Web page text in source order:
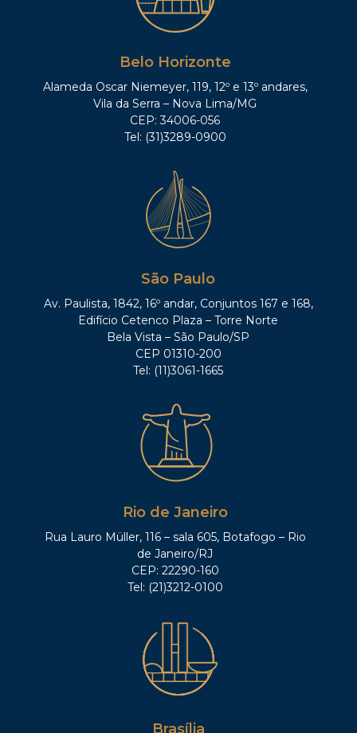
Belo Horizonte
Alameda Oscar Niemeyer, 119, 12º e 13º andares,
Vila da Serra – Nova Lima/MG
CEP: 34006-056
Tel: (31)3289-0900
São Paulo
Av. Paulista, 1842, 16º andar, Conjuntos 167 e 168,
Edifício Cetenco Plaza – Torre Norte
Bela Vista – São Paulo/SP
CEP 01310-200
Tel: (11)3061-1665
Rio de Janeiro
Rua Lauro Müller, 116 – sala 605, Botafogo – Rio
de Janeiro/RJ
CEP: 22290-160
Tel: (21)3212-0100
Brasília